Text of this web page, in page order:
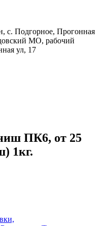
с. Подгорное, Прогонная
МО, рабочий
ул, 17
ПК6, от 25
1кг.